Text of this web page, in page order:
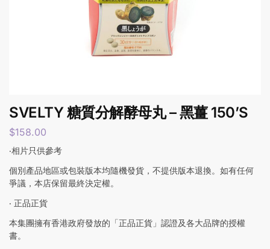
SVELTY 糖質分解酵母丸 – 黑薑 150’S
$158.00
‧相片只供參考
個別產品地區或包裝版本均隨機發貨，不提供版本退換。如有任何
爭議，本店保留最終決定權。
‧ 正品正貨
本集團擁有香港政府發放的「正品正貨」認證及各大品牌的授權
書。